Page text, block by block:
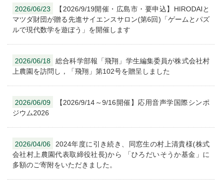
2026/06/23
【2026/9/19開催・広島市・要申込】HIRODAIと
マツダ財団が贈る先進サイエンスサロン(第6回)「ゲームとパズ
ルで現代数学を遊ぼう」を開催します
2026/06/18
総合科学部報「飛翔」学生編集委員が株式会社村
上農園を訪問し，「飛翔」第102号を贈呈しました
2026/06/09
【2026/9/14～9/16開催】応用音声学国際シンポ
ジウム2026
2026/04/06
2024年度に引き続き、同窓生の村上清貴様(株式
会社村上農園代表取締役社長)から 「ひろだいそうか基金」に
多額のご寄附をいただきました。